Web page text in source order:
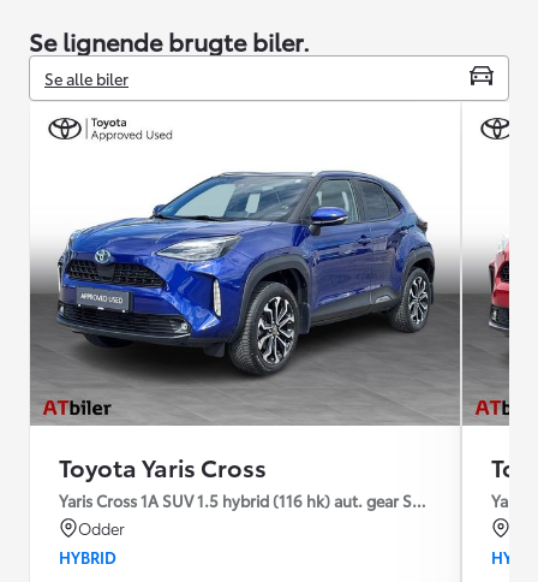
Se lignende brugte biler.
Se alle biler
Toyota Yaris Cross
Yaris Cross 1A SUV 1.5 hybrid (116 hk) aut. gear Style
Odder
HYBRID
Yaris